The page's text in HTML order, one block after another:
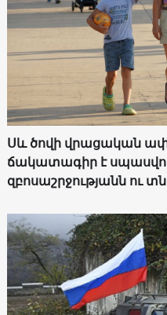
Սև ծովի վրացական
ճակատագիր է
զբոսաշրջությանն ու